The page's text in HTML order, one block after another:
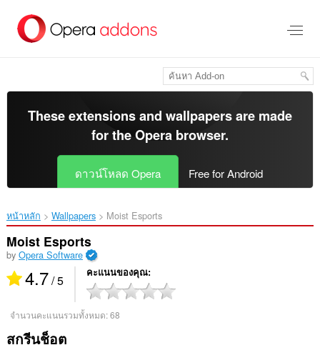
These extensions and wallpapers are made
for theOpera browser.
ดาวน์โหลด Opera Free for Android
หน้าหลัก Wallpapers Moist Esports‎
Moist Esports
by Opera Software
4.7/ 5 คะแนนของคุณ
จำนวนคะแนนรวมทั้งหมด:68
สกรีนช็อต